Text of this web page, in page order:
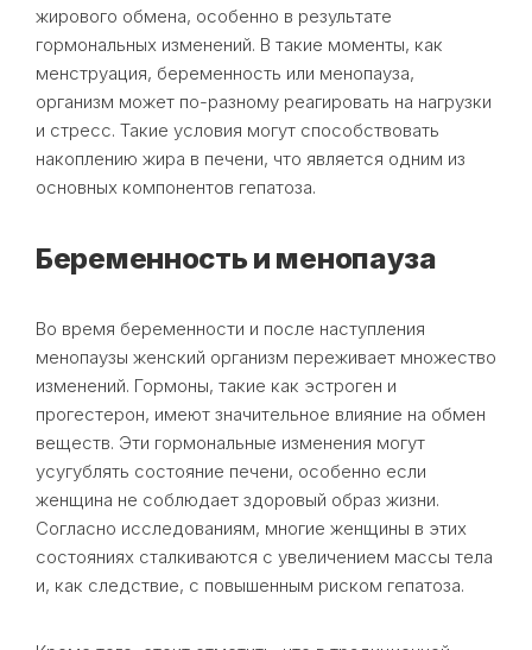
жирового обмена, особенно в результате
гормональных изменений. В такие моменты, как
менструация, беременность или менопауза,
организм может по-разному реагировать на нагрузки
и стресс. Такие условия могут способствовать
накоплению жира в печени, что является одним из
основных компонентов гепатоза.
Беременность и менопауза
Во время беременности и после наступления
менопаузы женский организм переживает множество
изменений. Гормоны, такие как эстроген и
прогестерон, имеют значительное влияние на обмен
веществ. Эти гормональные изменения могут
усугублять состояние печени, особенно если
женщина не соблюдает здоровый образ жизни.
Согласно исследованиям, многие женщины в этих
состояниях сталкиваются с увеличением массы тела
и, как следствие, с повышенным риском гепатоза.